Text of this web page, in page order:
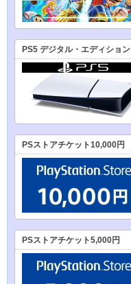
PS5 デジタル・エディション
PSストアチケット10,000円
PSストアチケット5,000円